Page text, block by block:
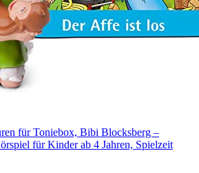
für Toniebox, Bibi Blocksberg –
für Kinder ab 4 Jahren, Spielzeit